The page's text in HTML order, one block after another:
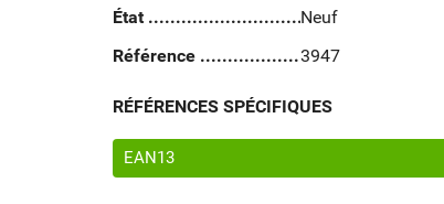
État
Neuf
Référence
3947
RÉFÉRENCES SPÉCIFIQUES
EAN13